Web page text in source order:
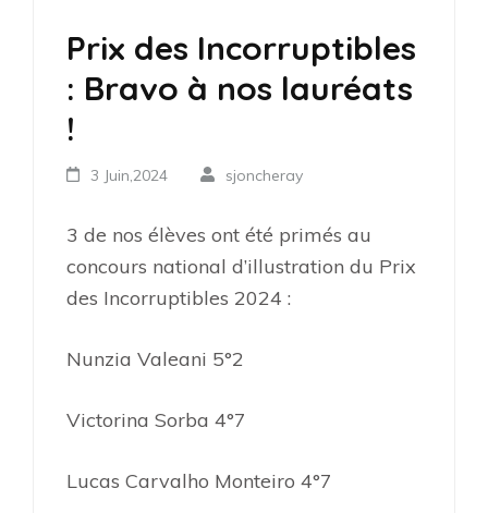
Prix des Incorruptibles
: Bravo à nos lauréats
!
3 Juin,2024 sjoncheray
3 de nos élèves ont été primés au
concours national d’illustration du Prix
des Incorruptibles 2024 :
Nunzia Valeani 5°2
Victorina Sorba 4°7
Lucas Carvalho Monteiro 4°7